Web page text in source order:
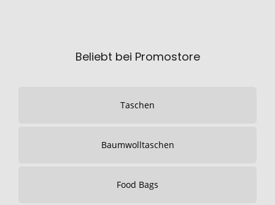
Beliebt bei Promostore
Taschen
Baumwolltaschen
Food Bags